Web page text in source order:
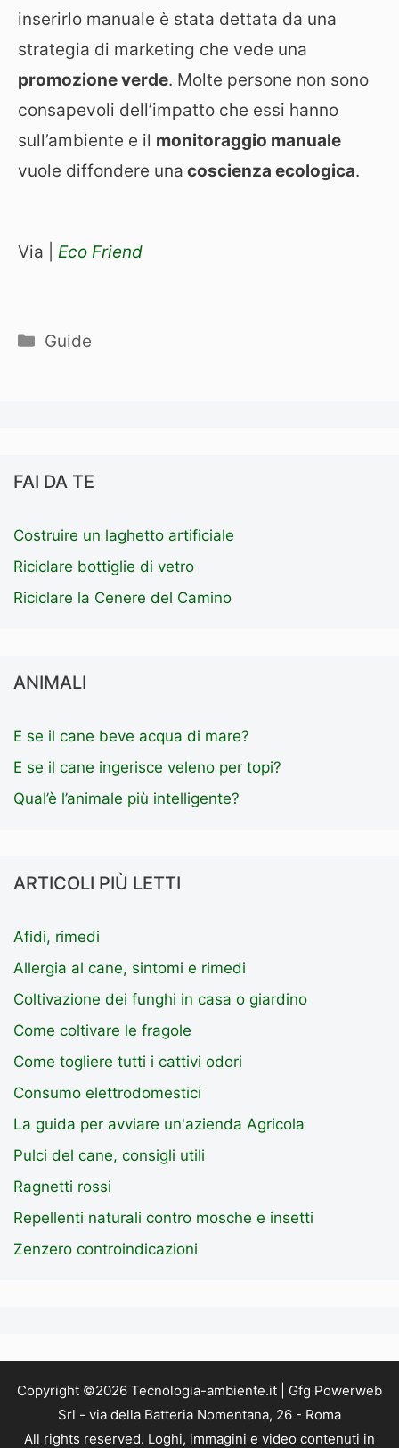
inserirlo manuale è stata dettata da una
strategia di marketing che vede una
promozione verde. Molte persone non sono
consapevoli dell’impatto che essi hanno
sull’ambiente e il monitoraggio manuale
vuole diffondere una coscienza ecologica.
Via | Eco Friend
Categorie
Guide
FAI DA TE
Costruire un laghetto artificiale
Riciclare bottiglie di vetro
Riciclare la Cenere del Camino
ANIMALI
E se il cane beve acqua di mare?
E se il cane ingerisce veleno per topi?
Qual’è l’animale più intelligente?
ARTICOLI PIÙ LETTI
Afidi, rimedi
Allergia al cane, sintomi e rimedi
Coltivazione dei funghi in casa o giardino
Come coltivare le fragole
Come togliere tutti i cattivi odori
Consumo elettrodomestici
La guida per avviare un'azienda Agricola
Pulci del cane, consigli utili
Ragnetti rossi
Repellenti naturali contro mosche e insetti
Zenzero controindicazioni
Copyright ©2026 Tecnologia-ambiente.it | Gfg Powerweb
Srl - via della Batteria Nomentana, 26 - Roma
All rights reserved. Loghi, immagini e video contenuti in